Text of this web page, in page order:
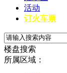
活动
订火车票
楼盘搜索
所属区域：